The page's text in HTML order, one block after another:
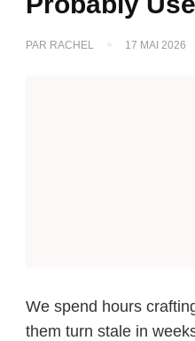
PAR RACHEL 17 MAI 2026
We spend hours
them turn stale in